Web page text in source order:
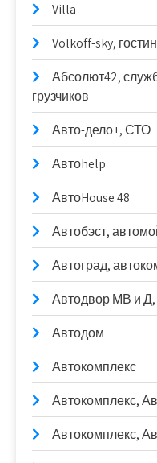
Villa
Volkoff-sky,
Абсолют42,
грузчиков
Авто-дело+, СТО
Автоhelp
АвтоHouse 48
Автобэст,
Автоград,
Автодвор МВ и Д,
Автодом
Автокомплекс
Автокомплекс,
Автокомплекс,